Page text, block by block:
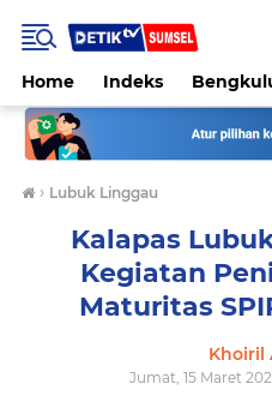
Home Indeks
› Lubuk Linggau
Kalapas
Kegiatan
Maturitas
Khoiril
Jumat, 15 Maret